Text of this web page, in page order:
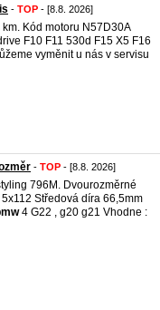
- TOP - [8.8. 2026]
Kód motoru N57D30A
F10 F11 530d F15 X5 F16
vyměnit u nás v servisu
- TOP - [8.8. 2026]
796M. Dvourozměrné
Středová díra 66,5mm
4 G22 , g20 g21 Vhodne :